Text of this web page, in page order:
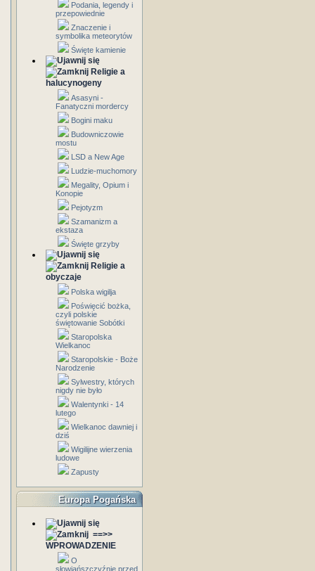
Podania, legendy i
przepowiednie
Znaczenie i
symbolika meteorytów
Święte kamienie
Religie a
halucynogeny
Asasyni -
Fanatyczni mordercy
Bogini maku
Budowniczowie
mostu
LSD a New Age
Ludzie-muchomory
Megality, Opium i
Konopie
Pejotyzm
Szamanizm a
ekstaza
Święte grzyby
Religie a
obyczaje
Polska wigilja
Poświęcić bożka,
czyli polskie
świętowanie Sobótki
Staropolska
Wielkanoc
Staropolskie - Boże
Narodzenie
Sylwestry, których
nigdy nie było
Walentynki - 14
lutego
Wielkanoc dawniej i
dziś
Wigilijne wierzenia
ludowe
Zapusty
Europa Pogańska
==>>
WPROWADZENIE
O
słowiańszczyźnie przed